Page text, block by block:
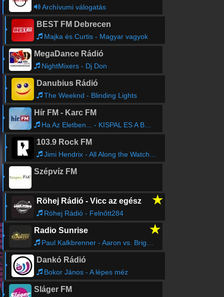
Archívumi válogatás
BEST FM Debrecen
Majka és Curtis - Magyar vagyok
MegaDance Rádió
NightMixers - Dj Don
Danubius Rádió
The Weeknd - Blinding Lights
Hír FM - Karc FM
Ha Az Eletben... - KISPAL ES A BORZ
103.9 Rock FM
Jimi Hendrix - All Along the Watchtower
Szépvíz FM
Röhej Rádió - Vicc az egész ★
Röhej Rádió - Felnőtt284
Radio Sunrise ★
Paul Kalkbrenner - Aaron vs. Brighter Days (DjM Bootleg)
Dankó Rádió
Bokor János - A lépes méz
Sláger FM